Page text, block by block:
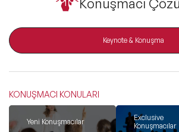
Trend Konular
🔥 Global Konuşmacılar
Konuşmacı
Keynote & Konuşma
KONUŞMACI KONULARI
Yeni Konuşmacılar
Exclusive
Konuşmacılar